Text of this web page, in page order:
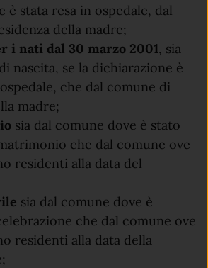
è stata resa in ospedale, dal
della madre;
i nati dal 30 marzo 2001, sia
nascita, se la dichiarazione è
che dal comune di
madre;
sia dal comune dove è stato
che dal comune ove
residenti alla data del
sia dal comune dove è
che dal comune ove
residenti alla data della